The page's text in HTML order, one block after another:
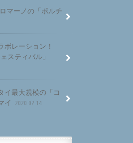
マーノの「ポルチ
ボレーション！
スティバル」
イ最大規模の「コ
イ
2020.02.14